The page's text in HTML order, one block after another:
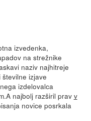
izvedenka,
na strežnike
naziv najhitreje
izjave
izdelovalca
najbolj razširil prav v
novice posrkala